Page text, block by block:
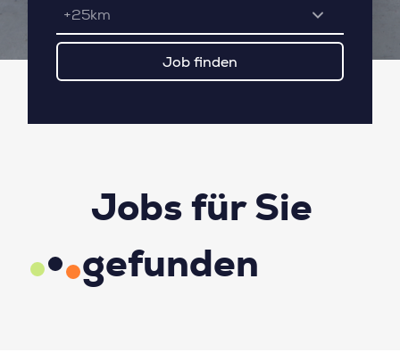
+25km